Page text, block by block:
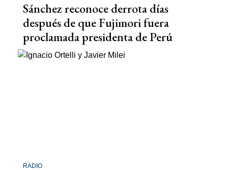
Sánchez reconoce derrota días
después de que Fujimori fuera
proclamada presidenta de Perú
RADIO